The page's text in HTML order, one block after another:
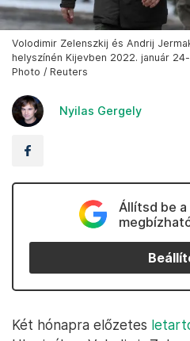
Volodimir Zelenszkij és Andrij
helyszínén Kijevben 2022. január
Photo / Reuters
Nyilas Gergely
Állítsd be
Két hónapra előzetes